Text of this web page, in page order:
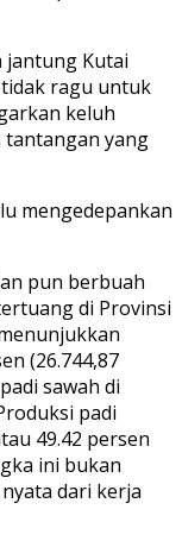
jantung Kutai
ragu untuk
keluh
tantangan yang
mengedepankan
pun berbuah
di Provinsi
(26.744,87
sawah di
padi
49.42 persen
ini bukan
dari kerja